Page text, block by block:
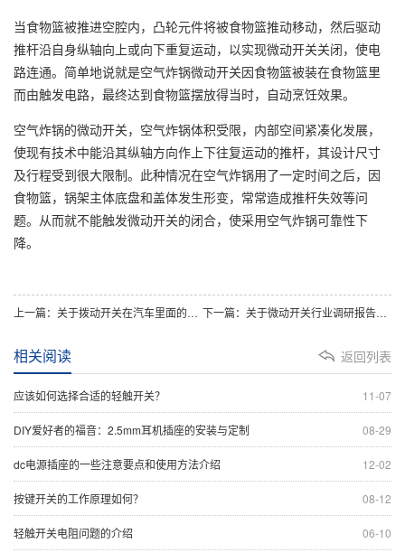
当食物篮被推进空腔内，凸轮元件将被食物篮推动移动，然后驱动
推杆沿自身纵轴向上或向下重复运动，以实现微动开关关闭，使电
路连通。简单地说就是空气炸锅微动开关因食物篮被装在食物篮里
而由触发电路，最终达到食物篮摆放得当时，自动烹饪效果。
空气炸锅的微动开关，空气炸锅体积受限，内部空间紧凑化发展，
使现有技术中能沿其纵轴方向作上下往复运动的推杆，其设计尺寸
及行程受到很大限制。此种情况在空气炸锅用了一定时间之后，因
食物篮，锅架主体底盘和盖体发生形变，常常造成推杆失效等问
题。从而就不能触发微动开关的闭合，使采用空气炸锅可靠性下
降。
上一篇：关于拨动开关在汽车里面的应用分析 下一篇：关于微动开关行业调研报告分析
返回列表
相关阅读
11-07
应该如何选择合适的轻触开关？
08-29
DIY爱好者的福音：2.5mm耳机插座的安装与定制
12-02
dc电源插座的一些注意要点和使用方法介绍
08-12
按键开关的工作原理如何？
06-10
轻触开关电阻问题的介绍